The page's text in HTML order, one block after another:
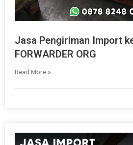
Jasa Pengiriman Import
FORWARDER ORG
Read More »